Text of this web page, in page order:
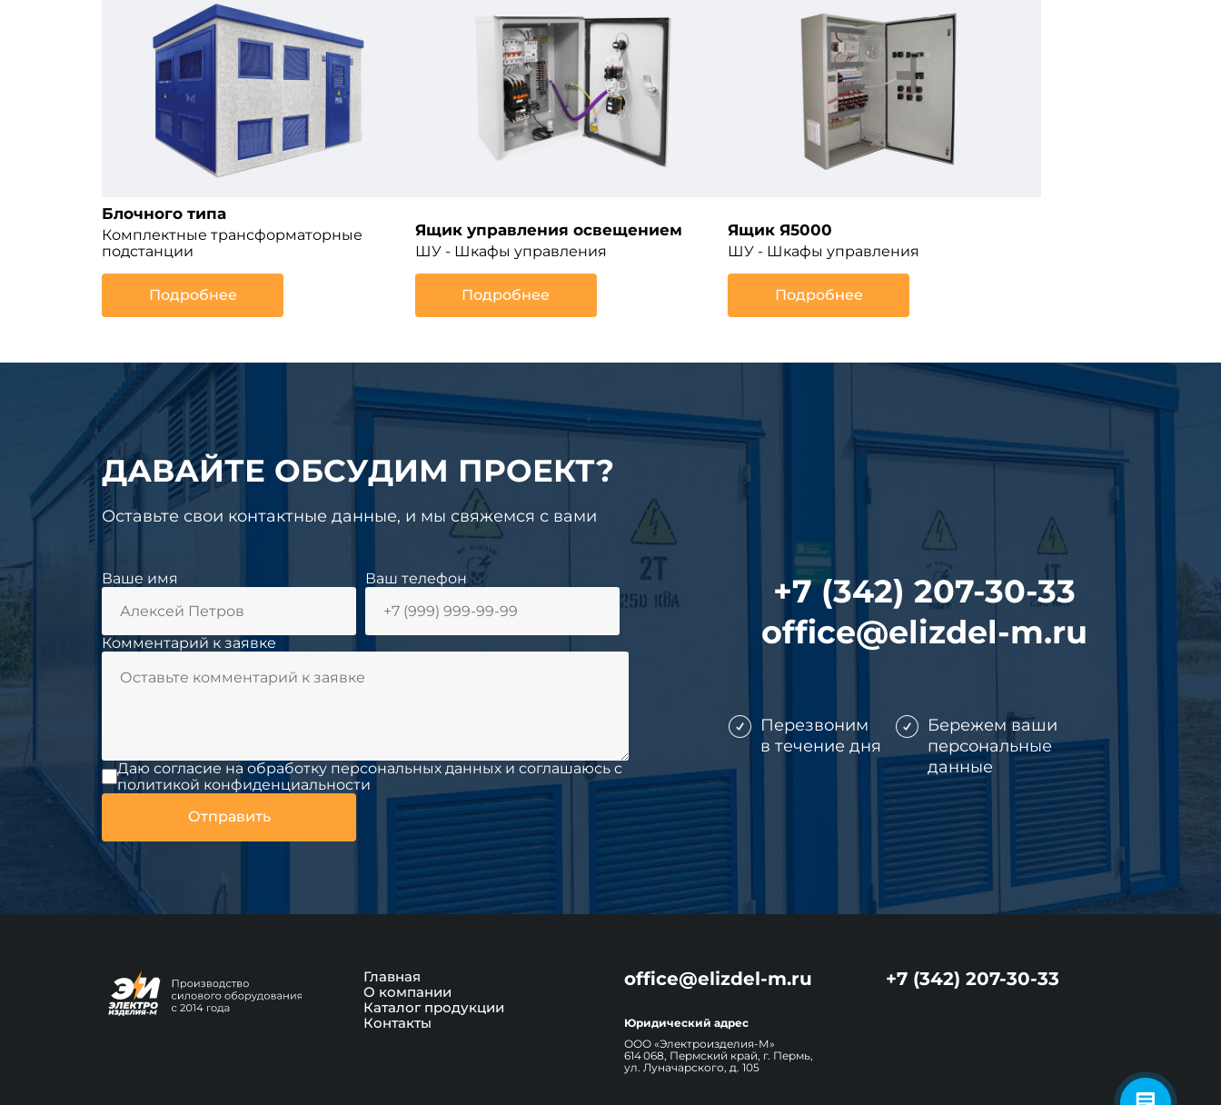
Блочного типа
Комплектные трансформаторные
подстанции
Подробнее
Ящик управления освещением
ШУ - Шкафы управления
Подробнее
Ящик Я5000
ШУ - Шкафы управления
Подробнее
ДАВАЙТЕ ОБСУДИМ ПРОЕКТ?
Оставьте свои контактные данные, и мы свяжемся с вами
Ваше имя Ваш телефон
Комментарий к заявке
Даю согласие на обработку персональных данных и соглашаюсь c
политикой конфиденциальности
+7 (342) 207-30-33
office@elizdel-m.ru
Перезвоним
в течение дня
Бережем ваши
персональные
данные
Главная
О компании
Каталог продукции
Контакты
office@elizdel-m.ru +7 (342) 207-30-33
Юридический адрес
ООО «Электроизделия-М»
614 068, Пермский край, г. Пермь,
ул. Луначарского, д. 105